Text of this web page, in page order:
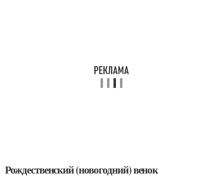
Рождественский (новогодний) венок